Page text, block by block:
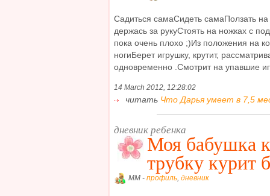
Садиться самаСидеть самаПолзать на
держась за рукуСтоять на ножках с
пока очень плохо ;)Из положения на
ногиБерет игрушку, крутит,
одновременно .Смотрит на упавшие
14 March 2012, 12:28:02
читать Что Дарья умеет в 7,5
дневник ребенка
Моя бабушка
трубку курит
MM - профиль, дневник